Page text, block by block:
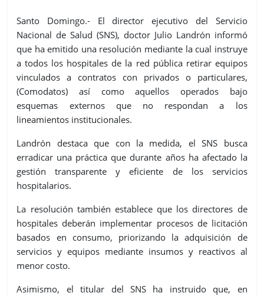
Santo Domingo.- El director ejecutivo del Servicio
Nacional de Salud (SNS), doctor Julio Landrón informó
que ha emitido una resolución mediante la cual instruye
a todos los hospitales de la red pública retirar equipos
vinculados a contratos con privados o particulares,
(Comodatos) así como aquellos operados bajo
esquemas externos que no respondan a los
lineamientos institucionales.
Landrón destaca que con la medida, el SNS busca
erradicar una práctica que durante años ha afectado la
gestión transparente y eficiente de los servicios
hospitalarios.
La resolución también establece que los directores de
hospitales deberán implementar procesos de licitación
basados en consumo, priorizando la adquisición de
servicios y equipos mediante insumos y reactivos al
menor costo.
Asimismo, el titular del SNS ha instruido que, en